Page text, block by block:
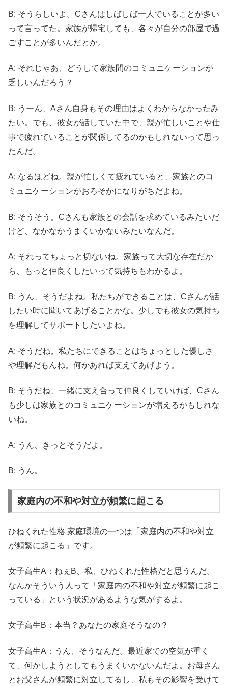
B: そうらしいよ。Cさんはしばしば一人でいることが多い
って言ってた。家族が帰宅しても、各々が自分の部屋で過
ごすことが多いんだとか。
A: それじゃあ、どうして家族間のコミュニケーションが
乏しいんだろう？
B: うーん、Aさん自身もその理由はよくわからなかったみ
たい。でも、彼女が話していた中で、親が忙しいことや仕
事で疲れていることが関係してるのかもしれないって思っ
たんだ。
A: なるほどね。親が忙しくて疲れていると、家族とのコ
ミュニケーションがおろそかになりがちだよね。
B: そうそう。Cさんも家族との会話を求めているみたいだ
けど、なかなかうまくいかないみたいなんだ。
A: それってちょっと切ないね。家族って大切な存在だか
ら、もっと仲良くしたいって気持ちもわかるよ。
B: うん、そうだよね。私たちができることは、Cさんが話
したい時に聞いてあげることかな。少しでも彼女の気持ち
を理解してサポートしたいよね。
A: そうだね。私たちにできることはちょっとした優しさ
や理解だもんね。何かあれば支えてあげよう。
B: そうだね、一緒に支え合って仲良くしていけば、Cさん
も少しは家族とのコミュニケーションが増えるかもしれな
いね。
A: うん、きっとそうだよ。
B: うん。
家庭内の不和や対立が頻繁に起こる
ひねくれた性格 家庭環境の一つは「 家庭内の不和や対立
が頻繁に起こる 」です。
女子高生A：ねぇB、私、ひねくれた性格だと思うんだ。
なんかそういう人って「家庭内の不和や対立が頻繁に起こ
っている」という状況があるような気がするよ。
女子高生B：本当？あなたの家庭そうなの？
女子高生A：うん、そうなんだ。最近家での空気が重く
て、何かしようとしてもうまくいかないんだよ。お母さん
とお父さんが頻繁に対立してるし、私もその影響を受けて